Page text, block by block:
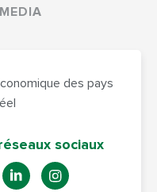
des pays
sociaux